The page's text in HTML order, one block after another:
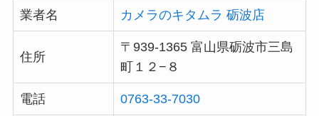
業者名 カメラのキタムラ 砺波店
住所
〒939-1365 富山県砺波市三島
町１２−８
電話 0763-33-7030